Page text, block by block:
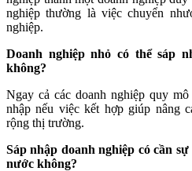
nghiệp thường là việc chuyển
nghiệp.
Doanh nghiệp nhỏ có thể sáp
không?
Ngay cả các doanh nghiệp quy
nhập nếu việc kết hợp giúp nâng
rộng thị trường.
Sáp nhập doanh nghiệp có cần
nước không?